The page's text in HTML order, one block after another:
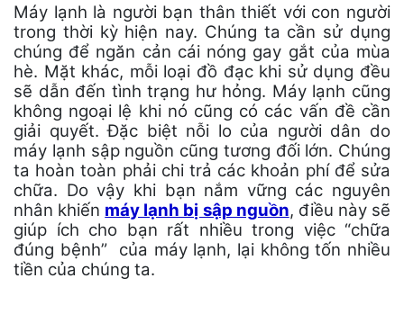
Máy lạnh là người bạn thân thiết với con người
trong thời kỳ hiện nay. Chúng ta cần sử dụng
chúng để ngăn cản cái nóng gay gắt của mùa
hè. Mặt khác, mỗi loại đồ đạc khi sử dụng đều
sẽ dẫn đến tình trạng hư hỏng. Máy lạnh cũng
không ngoại lệ khi nó cũng có các vấn đề cần
giải quyết. Đặc biệt nỗi lo của người dân do
máy lạnh sập nguồn cũng tương đối lớn. Chúng
ta hoàn toàn phải chi trả các khoản phí để sửa
chữa. Do vậy khi bạn nắm vững các nguyên
nhân khiến máy lạnh bị sập nguồn, điều này sẽ
giúp ích cho bạn rất nhiều trong việc “chữa
đúng bệnh” của máy lạnh, lại không tốn nhiều
tiền của chúng ta.